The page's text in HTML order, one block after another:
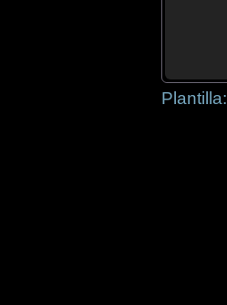
Plantilla: